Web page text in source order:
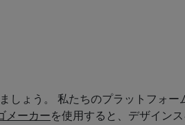
ょう。 私たちのプラットフォー
メーカーを使用すると、デザイン